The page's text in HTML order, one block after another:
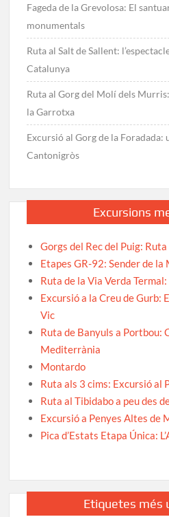
Fageda de la Grevolosa: El
monumentals
Ruta al Salt de Sallent:
Catalunya
Ruta al Gorg del Molí dels
la Garrotxa
Excursió al Gorg de la Foradada:
Cantonigròs
Excursions
Gorgs del Rec del Puig:
Etapes GR-92: Sender de
Ruta de la Via Verda
Excursió a la Creu de Gurb:
Vic
Ruta de Banyuls a Portbou:
Mediterrània
Montardo
Ruta als 3 cims: Excursió al
Ruta al Tibidabo a peu des
Excursió a Penyes Altes de
Pica d’Estats Etapa Única:
Etiquetes més